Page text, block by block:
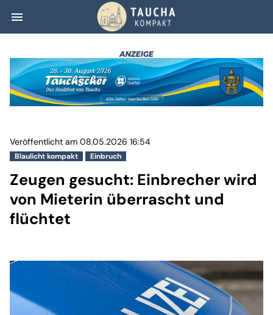
menu Zeugen
Blaulicht kompakt Einbruch
Veröffentlicht am 08.05.2026 16:54
Zeugen gesucht: Einbrecher wird
von Mieterin überrascht und
flüchtet